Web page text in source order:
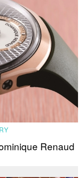
Renaud